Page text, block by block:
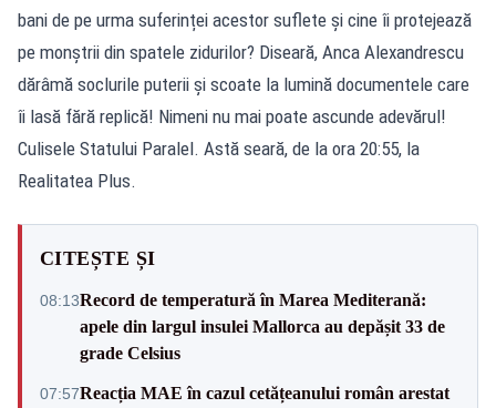
bani de pe urma suferinței acestor suflete și cine îi protejează
pe monștrii din spatele zidurilor? ​Diseară, Anca Alexandrescu
dărâmă soclurile puterii și scoate la lumină documentele care
îi lasă fără replică! Nimeni nu mai poate ascunde adevărul! ​
Culisele Statului Paralel. Astă seară, de la ora 20:55, la
Realitatea Plus.
CITEȘTE ȘI
08:13Record de temperatură în Marea Mediterană:
apele din largul insulei Mallorca au depășit 33 de
grade Celsius
07:57Reacția MAE în cazul cetățeanului român arestat